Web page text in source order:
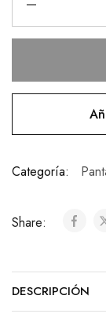
Categoría:
Share:
DESCRIPCIÓN